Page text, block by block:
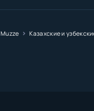
Muzze Казахские и